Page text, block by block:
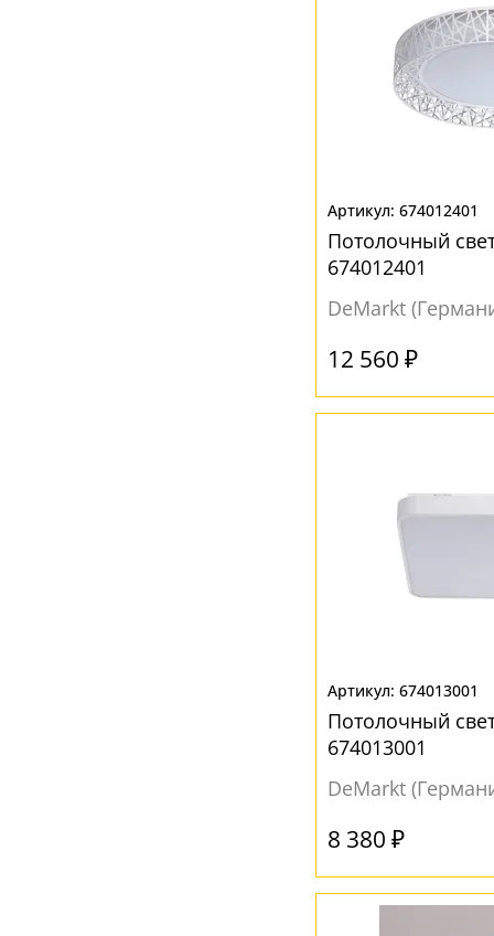
674012401
Потолочный
674012401
DeMarkt
12 560 ₽
674013001
Потолочный
674013001
DeMarkt
8 380 ₽